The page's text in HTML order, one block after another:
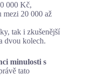
000 Kč,
mezi 20 000 až
tak i zkušenější
dvou kolech.
minulosti s
tato